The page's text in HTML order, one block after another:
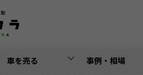
車を売る 事例・相場